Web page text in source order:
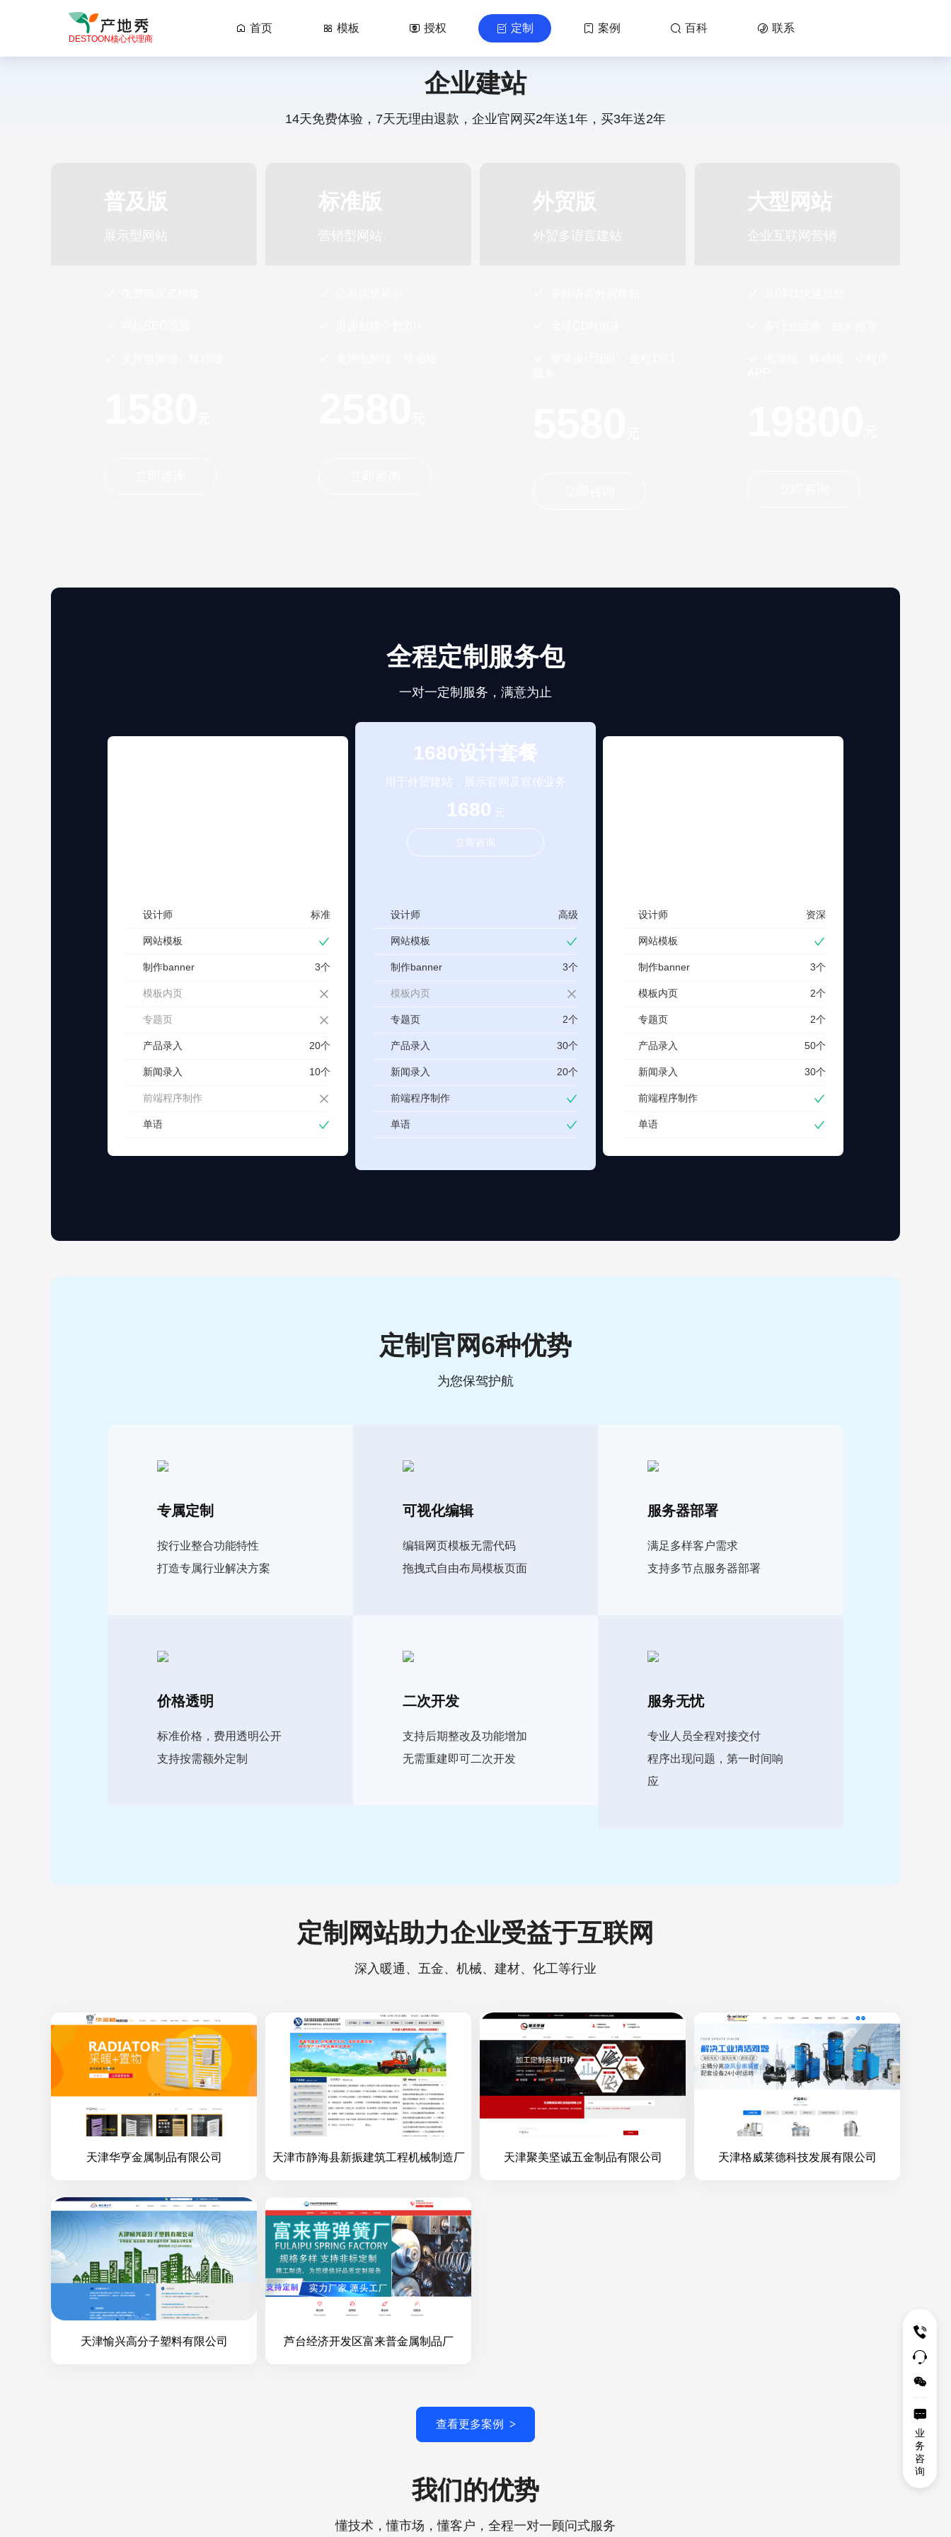
DESTOON核心代理商
 首页  模板  授权  定制  案例  百科  联系
企业建站
14天免费体验，7天无理由退款，企业官网买2年送1年，买3年送2年
普及版
展示型网站
标准版
营销型网站
外贸版
外贸多语言建站
大型网站
企业互联网营销
全程定制服务包
一对一定制服务，满意为止
设计师 标准
网站模板
制作banner 3个
模板内页
专题页
产品录入 20个
新闻录入 10个
前端程序制作
单语
1680设计套餐
用于外贸建站，展示官网及宣传业务
1680 元
立即咨询
设计师 高级
网站模板
制作banner 3个
模板内页
专题页 2个
产品录入 30个
新闻录入 20个
前端程序制作
单语
设计师 资深
网站模板
制作banner 3个
模板内页 2个
专题页 2个
产品录入 50个
新闻录入 30个
前端程序制作
单语
定制官网6种优势
为您保驾护航
专属定制
按行业整合功能特性
打造专属行业解决方案
可视化编辑
编辑网页模板无需代码
拖拽式自由布局模板页面
服务器部署
满足多样客户需求
支持多节点服务器部署
价格透明
标准价格，费用透明公开
支持按需额外定制
二次开发
支持后期整改及功能增加
无需重建即可二次开发
服务无忧
专业人员全程对接交付
程序出现问题，第一时间响
应
定制网站助力企业受益于互联网
深入暖通、五金、机械、建材、化工等行业
天津华亨金属制品有限公司 天津市静海县新振建筑工程机械制造厂 天津聚美坚诚五金制品有限公司 天津格威莱德科技发展有限公司
天津愉兴高分子塑料有限公司 芦台经济开发区富来普金属制品厂
查看更多案例 >
我们的优势
懂技术，懂市场，懂客户，全程一对一顾问式服务




业
务
咨
询